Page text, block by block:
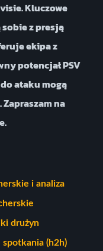
Kluczowe
z presją
ekipa z
potencjał PSV
ataku mogą
na
i analiza
drużyn
spotkania (h2h)